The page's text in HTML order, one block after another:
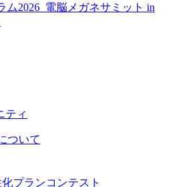
ム2026_電脳メガネサミット in
ついて
プランコンテスト